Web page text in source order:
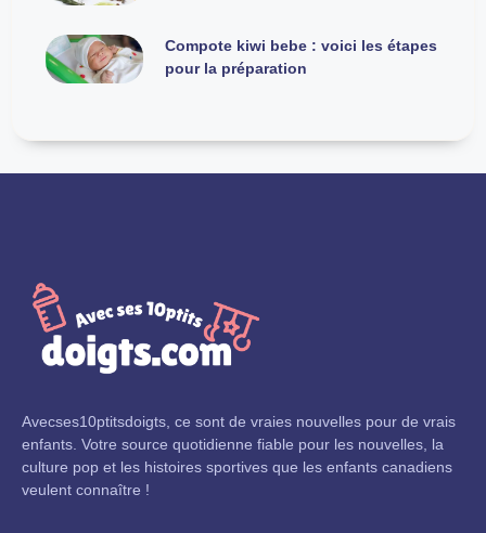
Compote kiwi bebe : voici les étapes
pour la préparation
Avecses10ptitsdoigts, ce sont de vraies nouvelles pour de vrais
enfants. Votre source quotidienne fiable pour les nouvelles, la
culture pop et les histoires sportives que les enfants canadiens
veulent connaître !